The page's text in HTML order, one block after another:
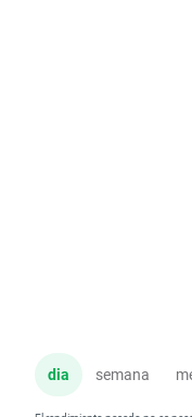
dia semana